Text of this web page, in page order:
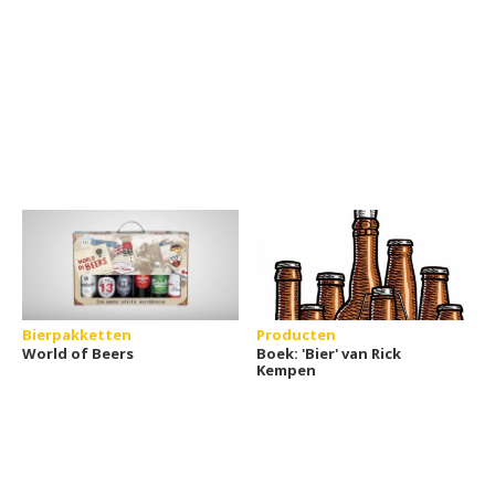
Bierpakketten
World of Beers
Producten
Boek: 'Bier' van Rick
Kempen